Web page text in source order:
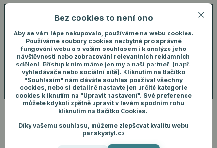
Menu
+420 731 292 460
Přihlášení
Hledat
ks
Úvod Pánské oblečení Mikiny
Mikina Fruit of the Loom Classic
Bez cookies to není ono
Aby se vám lépe nakupovalo, používáme na webu cookies.
Používáme soubory cookies nezbytné pro správné
fungování webu a s vaším souhlasem i k analýze jeho
návštěvnosti nebo zobrazování relevantních reklamních
sdělení. Přístup k nim máme jen my a naši partneři (např.
vyhledávače nebo sociální sítě). Kliknutím na tlačítko
"Souhlasím" nám dáváte souhlas používat všechny
cookies, nebo si detailně nastavte jen určité kategorie
cookies kliknutím na "Upravit nastavení". Své preference
můžete kdykoli zpětně upravit v levém spodním rohu
kliknutím na tlačítko Cookies.
Díky vašemu souhlasu, můžeme zlepšovat kvalitu webu
panskystyl.cz